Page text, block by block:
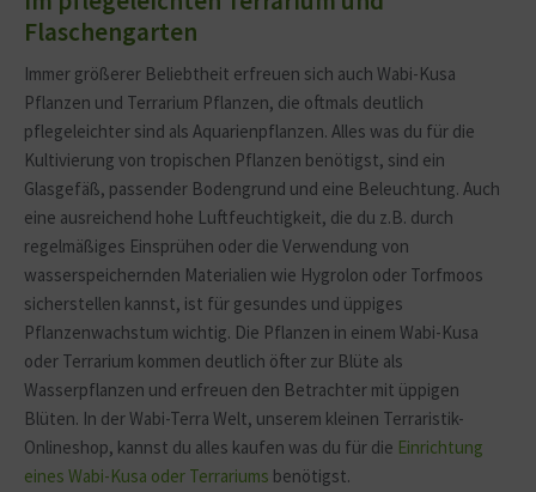
Flaschengarten
Immer größerer Beliebtheit erfreuen sich auch Wabi-Kusa
Pflanzen und Terrarium Pflanzen, die oftmals deutlich
pflegeleichter sind als Aquarienpflanzen. Alles was du für die
Kultivierung von tropischen Pflanzen benötigst, sind ein
Glasgefäß, passender Bodengrund und eine Beleuchtung. Auch
eine ausreichend hohe Luftfeuchtigkeit, die du z.B. durch
regelmäßiges Einsprühen oder die Verwendung von
wasserspeichernden Materialien wie Hygrolon oder Torfmoos
sicherstellen kannst, ist für gesundes und üppiges
Pflanzenwachstum wichtig. Die Pflanzen in einem Wabi-Kusa
oder Terrarium kommen deutlich öfter zur Blüte als
Wasserpflanzen und erfreuen den Betrachter mit üppigen
Blüten. In der Wabi-Terra Welt, unserem kleinen Terraristik-
Onlineshop, kannst du alles kaufen was du für die Einrichtung
eines Wabi-Kusa oder Terrariums benötigst.